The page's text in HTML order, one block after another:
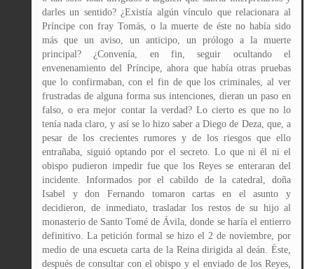
darles un sentido? ¿Existía algún vínculo que relacionara al
Príncipe con fray Tomás, o la muerte de éste no había sido
más que un aviso, un anticipo, un prólogo a la muerte
principal? ¿Convenía, en fin, seguir ocultando el
envenenamiento del Príncipe, ahora que había otras pruebas
que lo confirmaban, con el fin de que los criminales, al ver
frustradas de alguna forma sus intenciones, dieran un paso en
falso, o era mejor contar la verdad? Lo cierto es que no lo
tenía nada claro, y así se lo hizo saber a Diego de Deza, que, a
pesar de los crecientes rumores y de los riesgos que ello
entrañaba, siguió optando por el secreto. Lo que ni él ni el
obispo pudieron impedir fue que los Reyes se enteraran del
incidente. Informados por el cabildo de la catedral, doña
Isabel y don Fernando tomaron cartas en el asunto y
decidieron, de inmediato, trasladar los restos de su hijo al
monasterio de Santo Tomé de Ávila, donde se haría el entierro
definitivo. La petición formal se hizo el 2 de noviembre, por
medio de una escueta carta de la Reina dirigida al deán. Éste,
después de consultar con el obispo y el enviado de los Reyes,